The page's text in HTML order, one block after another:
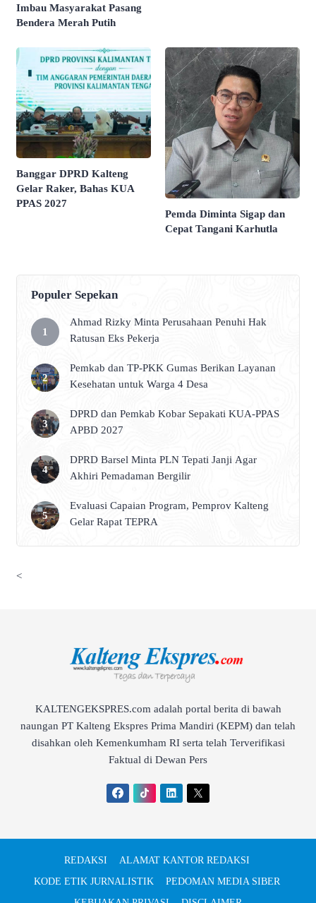
Imbau Masyarakat Pasang
Bendera Merah Putih
Banggar DPRD Kalteng
Gelar Raker, Bahas KUA
PPAS 2027
Pemda Diminta Sigap dan
Cepat Tangani Karhutla
Populer Sepekan
Ahmad Rizky Minta Perusahaan Penuhi Hak
Ratusan Eks Pekerja
Pemkab dan TP-PKK Gumas Berikan Layanan
Kesehatan untuk Warga 4 Desa
DPRD dan Pemkab Kobar Sepakati KUA-PPAS
APBD 2027
DPRD Barsel Minta PLN Tepati Janji Agar
Akhiri Pemadaman Bergilir
Evaluasi Capaian Program, Pemprov Kalteng
Gelar Rapat TEPRA
<
KALTENGEKSPRES.com adalah portal berita di bawah
naungan PT Kalteng Ekspres Prima Mandiri (KEPM) dan telah
disahkan oleh Kemenkumham RI serta telah Terverifikasi
Faktual di Dewan Pers
REDAKSI
ALAMAT KANTOR REDAKSI
KODE ETIK JURNALISTIK
PEDOMAN MEDIA SIBER